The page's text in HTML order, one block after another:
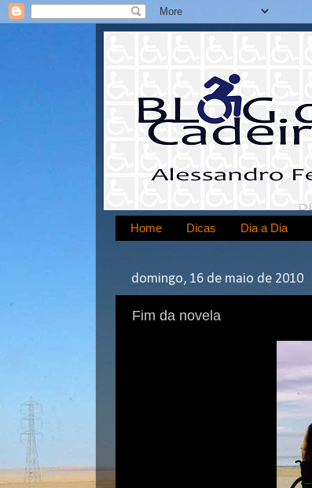
Home Dicas Dia a Dia
domingo, 16 de maio de 2010
Fim da novela